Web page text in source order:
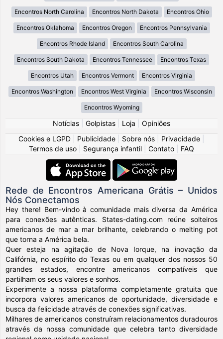
Encontros North Carolina Encontros North Dakota Encontros Ohio
Encontros Oklahoma Encontros Oregon Encontros Pennsylvania
Encontros Rhode Island Encontros South Carolina
Encontros South Dakota Encontros Tennessee Encontros Texas
Encontros Utah Encontros Vermont Encontros Virginia
Encontros Washington Encontros West Virginia Encontros Wisconsin
Encontros Wyoming
Notícias Golpistas Loja
Opiniões
Cookies e LGPD
Publicidade Sobre nós Privacidade
Termos de uso
Segurança infantil Contato FAQ
Rede de Encontros Americana Grátis – Unidos
Nós Conectamos
Hey there! Bem-vindo à comunidade mais diversa da América
para conexões autênticas. States-dating.com reúne solteiros
americanos de mar a mar brilhante, celebrando o melting pot
que torna a América bela.
Quer esteja na agitação de Nova Iorque, na inovação da
Califórnia, no espírito do Texas ou em qualquer dos nossos 50
grandes estados, encontre americanos compatíveis que
partilham os seus valores e sonhos.
Experimente a nossa plataforma completamente gratuita que
incorpora valores americanos de oportunidade, diversidade e
busca da felicidade através de conexões significativas.
Milhares de americanos construíram relacionamentos duradouros
através da nossa comunidade que celebra tanto diversidade